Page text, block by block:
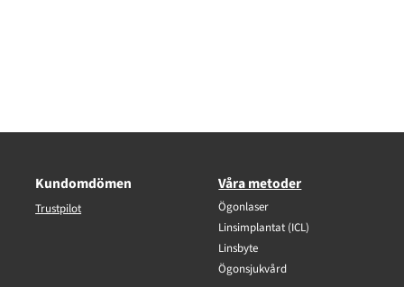
Kundomdömen
Trustpilot
Våra metoder
Ögonlaser
Linsimplantat (ICL)
Linsbyte
Ögonsjukvård